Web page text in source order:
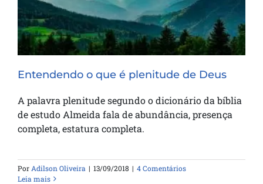
Entendendo o que é plenitude de Deus
A palavra plenitude segundo o dicionário da bíblia
de estudo Almeida fala de abundância, presença
completa, estatura completa.
Por Adilson Oliveira | 13/09/2018 | 4 Comentários
Leia mais